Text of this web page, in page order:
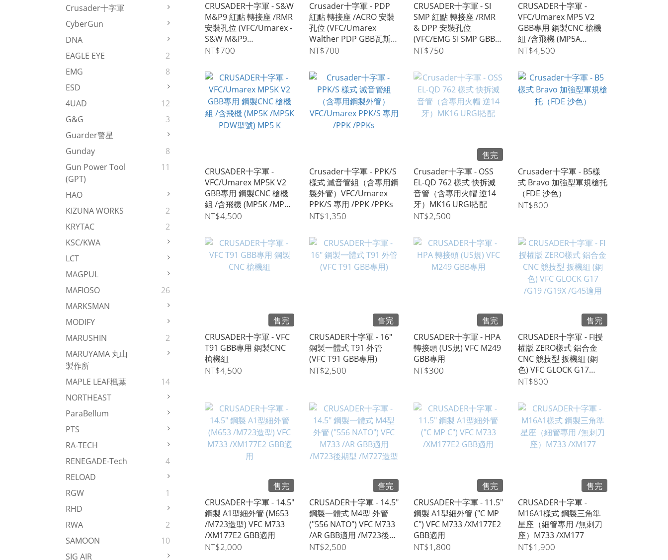
Crusader十字軍
CyberGun
DNA
EAGLE EYE
2
EMG
8
ESD
4UAD
12
G&G
3
Guarder警星
Gunday
8
Gun Power Tool
(GPT)
11
HAO
KIZUNA WORKS
2
KRYTAC
2
KSC/KWA
LCT
MAGPUL
MAFIOSO
26
MARKSMAN
MODIFY
MARUSHIN
2
MARUYAMA 丸山
製作所
MAPLE LEAF楓葉
14
NORTHEAST
ParaBellum
PTS
RA-TECH
RENEGADE-Tech
4
RELOAD
RGW
1
RHD
RWA
2
SAMOON
10
SIG AIR
CRUSADER十字軍 - S&W
M&P9 紅點 轉接座 /RMR
安裝孔位 (VFC/Umarex -
S&W M&P9
Performance Center
NT$700
Crusader十字軍 - PDP
紅點 轉接座 /ACRO 安裝
孔位 (VFC/Umarex
Walther PDP GBB瓦斯手
槍 系列) /P14K
NT$700
CRUSADER十字軍 - SI
SMP 紅點 轉接座 /RMR
& DPP 安裝孔位
(VFC/EMG SI SMP GBB瓦
斯手槍專用)
NT$750
CRUSADER十字軍 -
VFC/Umarex MP5 V2
GBB專用 鋼製CNC 槍機
組 /含飛機 (MP5A
/MP5SD型號)
NT$4,500
CRUSADER十字軍 -
VFC/Umarex MP5K V2
GBB專用 鋼製CNC 槍機
組 /含飛機 (MP5K /MP5K
PDW型號) MP5 K
NT$4,500
Crusader十字軍 - PPK/S
樣式 滅音管組（含專用鋼
製外管）VFC/Umarex
PPK/S 專用 /PPK /PPKs
NT$1,350
售完
Crusader十字軍 - OSS
EL-QD 762 樣式 快拆滅
音管（含專用火帽 逆14
牙）MK16 URGI搭配
NT$2,500
Crusader十字軍 - B5樣
式 Bravo 加強型軍規槍托
（FDE 沙色）
NT$800
售完
CRUSADER十字軍 - VFC
T91 GBB專用 鋼製CNC
槍機組
NT$4,500
售完
CRUSADER十字軍 - 16"
鋼製一體式 T91 外管
(VFC T91 GBB專用)
NT$2,500
售完
CRUSADER十字軍 - HPA
轉接頭 (US規) VFC M249
GBB專用
NT$300
售完
CRUSADER十字軍 - FI授
權版 ZERO樣式 鋁合金
CNC 競技型 扳機組 (銅
色) VFC GLOCK G17
/G19 /G19X /G45適用
NT$800
售完
CRUSADER十字軍 - 14.5"
鋼製 A1型細外管 (M653
/M723造型) VFC M733
/XM177E2 GBB適用
NT$2,000
售完
CRUSADER十字軍 - 14.5"
鋼製一體式 M4型 外管
("556 NATO") VFC M733
/AR GBB適用 /M723後期
型 /M727造型
NT$2,500
售完
CRUSADER十字軍 - 11.5"
鋼製 A1型細外管 ("C MP
C") VFC M733 /XM177E2
GBB適用
NT$1,800
售完
CRUSADER十字軍 -
M16A1樣式 鋼製三角準
星座（細管專用 /無刺刀
座）M733 /XM177
NT$1,900